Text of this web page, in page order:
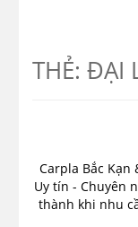
THẺ: ĐẠI
Carpla Bắc
Uy tín - Chuyên
thành khi nhu